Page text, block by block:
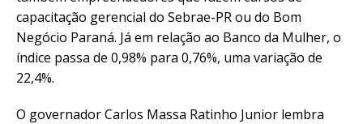
capacitação gerencial do Sebrae-PR ou do Bom
Negócio Paraná. Já em relação ao Banco da Mulher, o
índice passa de 0,98% para 0,76%, uma variação de
22,4%.
O governador Carlos Massa Ratinho Junior lembra